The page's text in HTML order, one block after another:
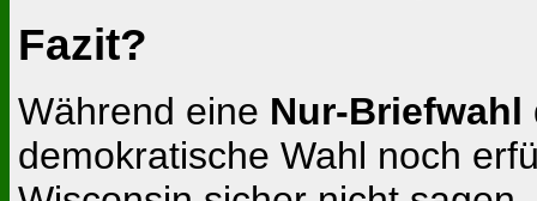
Fazit?
Während eine Nur-Briefwahl
demokratische Wahl noch